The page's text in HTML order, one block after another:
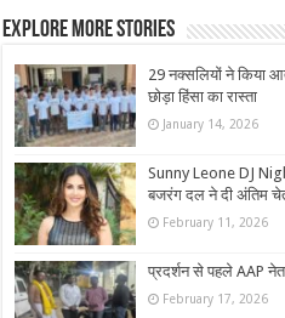
Explore More Stories
29 नक्सलियों ने किया
छोड़ा हिंसा का रास्ता
January 14, 2026
Sunny Leone DJ
बजरंग दल ने दी अंतिम
February 11, 2026
प्रदर्शन से पहले AAP
February 17, 2026